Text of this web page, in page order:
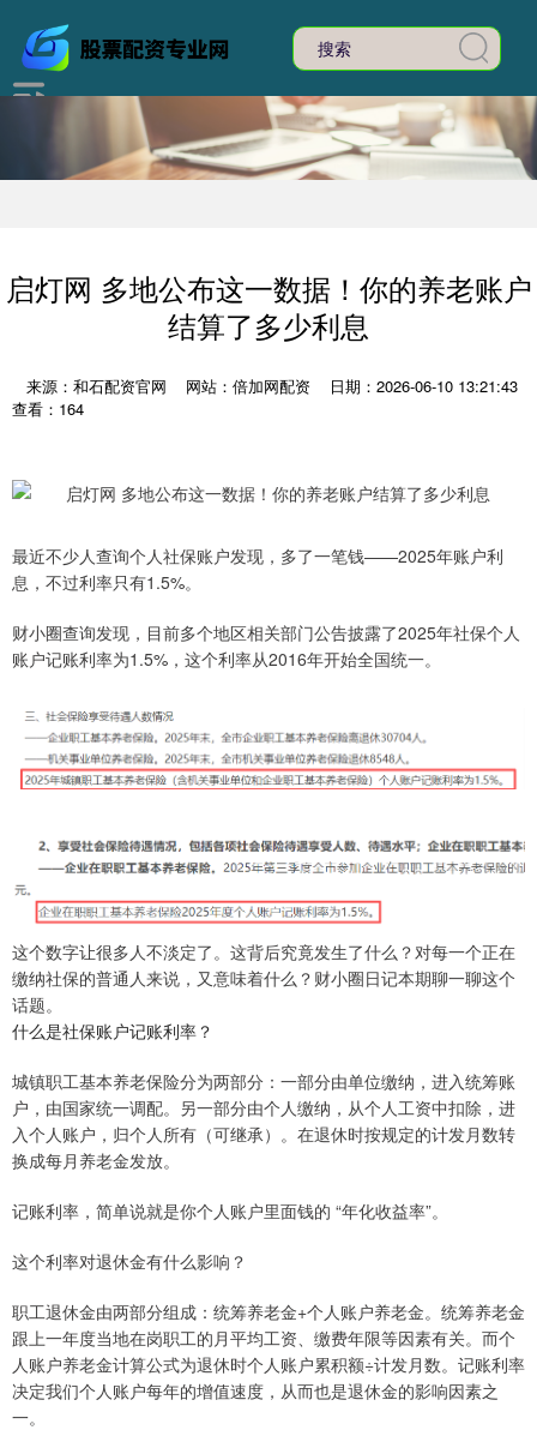
启灯网 多地公布这一数据！你的养老账户
结算了多少利息
来源：和石配资官网 网站：倍加网配资
日期：2026-06-10 13:21:43
查看：164
最近不少人查询个人社保账户发现，多了一笔钱——2025年账户利
息，不过利率只有1.5%。
财小圈查询发现，目前多个地区相关部门公告披露了2025年社保个人
账户记账利率为1.5%，这个利率从2016年开始全国统一。
这个数字让很多人不淡定了。这背后究竟发生了什么？对每一个正在
缴纳社保的普通人来说，又意味着什么？财小圈日记本期聊一聊这个
话题。
什么是社保账户记账利率？
城镇职工基本养老保险分为两部分：一部分由单位缴纳，进入统筹账
户，由国家统一调配。另一部分由个人缴纳，从个人工资中扣除，进
入个人账户，归个人所有（可继承）。在退休时按规定的计发月数转
换成每月养老金发放。
记账利率，简单说就是你个人账户里面钱的 “年化收益率”。
这个利率对退休金有什么影响？
职工退休金由两部分组成：统筹养老金+个人账户养老金。统筹养老金
跟上一年度当地在岗职工的月平均工资、缴费年限等因素有关。而个
人账户养老金计算公式为退休时个人账户累积额÷计发月数。记账利率
决定我们个人账户每年的增值速度，从而也是退休金的影响因素之
一。